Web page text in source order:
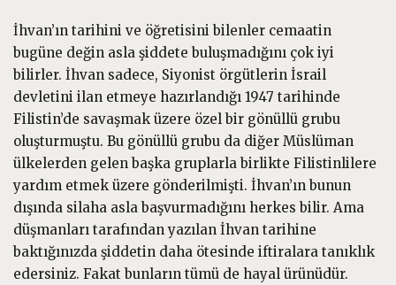
İhvan’ın tarihini ve öğretisini bilenler cemaatin
bugüne değin asla şiddete buluşmadığını çok iyi
bilirler. İhvan sadece, Siyonist örgütlerin İsrail
devletini ilan etmeye hazırlandığı 1947 tarihinde
Filistin’de savaşmak üzere özel bir gönüllü grubu
oluşturmuştu. Bu gönüllü grubu da diğer Müslüman
ülkelerden gelen başka gruplarla birlikte Filistinlilere
yardım etmek üzere gönderilmişti. İhvan’ın bunun
dışında silaha asla başvurmadığını herkes bilir. Ama
düşmanları tarafından yazılan İhvan tarihine
baktığınızda şiddetin daha ötesinde iftiralara tanıklık
edersiniz. Fakat bunların tümü de hayal ürünüdür.